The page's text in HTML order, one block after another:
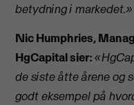
betydning i markedet.»
Nic Humphries,
HgCapital sier:
de siste åtte årene og
godt eksempel på